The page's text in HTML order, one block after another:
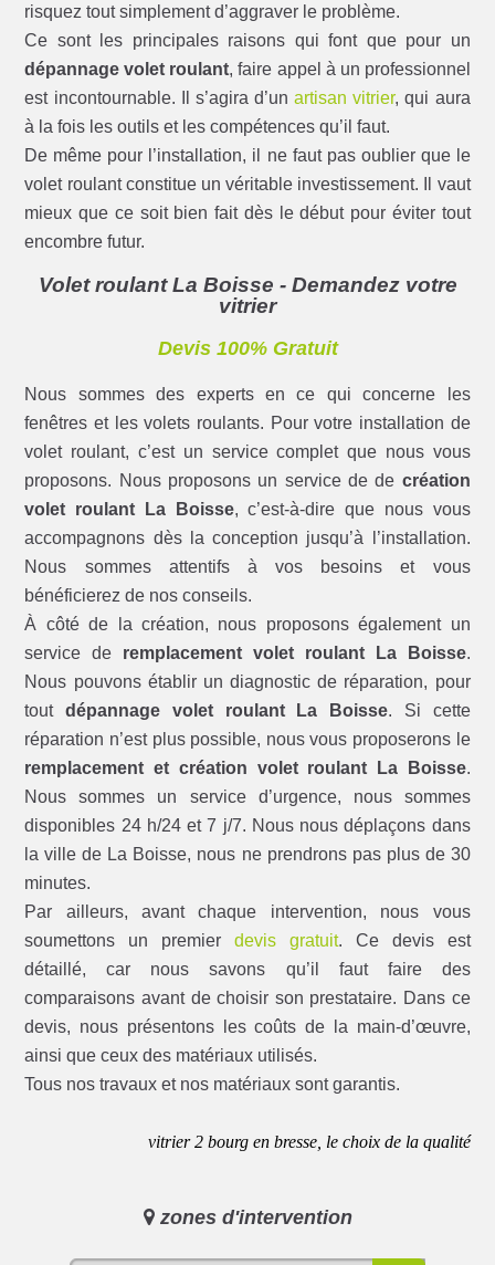
risquez tout simplement d’aggraver le problème.
Ce sont les principales raisons qui font que pour un
dépannage volet roulant, faire appel à un professionnel
est incontournable. Il s’agira d’unartisan vitrier, qui aura
à la fois les outils et les compétences qu’il faut.
De même pour l’installation, il ne faut pas oublier que le
volet roulant constitue un véritable investissement. Il vaut
mieux que ce soit bien fait dès le début pour éviter tout
encombre futur.
Volet roulant La Boisse - Demandez votre
vitrier
Devis 100% Gratuit
Nous sommes des experts en ce qui concerne les
fenêtres et les volets roulants. Pour votre installation de
volet roulant, c’est un service complet que nous vous
proposons. Nous proposons un service de de création
volet roulant La Boisse, c’est-à-dire que nous vous
accompagnons dès la conception jusqu’à l’installation.
Nous sommes attentifs à vos besoins et vous
bénéficierez de nos conseils.
À côté de la création, nous proposons également un
service de remplacement volet roulant La Boisse.
Nous pouvons établir un diagnostic de réparation, pour
toutdépannage volet roulant La Boisse. Si cette
réparation n’est plus possible, nous vous proposerons le
remplacement et création volet roulant La Boisse.
Nous sommes un service d’urgence, nous sommes
disponibles 24 h/24 et 7 j/7. Nous nous déplaçons dans
la ville de La Boisse, nous ne prendrons pas plus de 30
minutes.
Par ailleurs, avant chaque intervention, nous vous
soumettons un premierdevis gratuit. Ce devis est
détaillé, car nous savons qu’il faut faire des
comparaisons avant de choisir son prestataire. Dans ce
devis, nous présentons les coûts de la main-d’œuvre,
ainsi que ceux des matériaux utilisés.
Tous nos travaux et nos matériaux sont garantis.
vitrier 2 bourg en bresse, le choix de la qualité
zones d'intervention